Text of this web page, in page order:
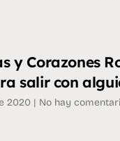
y Corazones
salir con
2020 No hay